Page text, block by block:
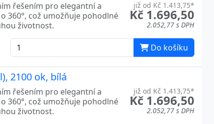
již od Kč 1.413,75*
Kč 1.696,50
2.052,77 s DPH
řešením pro elegantní a
360°, což umožňuje pohodlné
životnost.
Do košíku
2100 ok, bílá
již od Kč 1.413,75*
Kč 1.696,50
2.052,77 s DPH
řešením pro elegantní a
360°, což umožňuje pohodlné
životnost.